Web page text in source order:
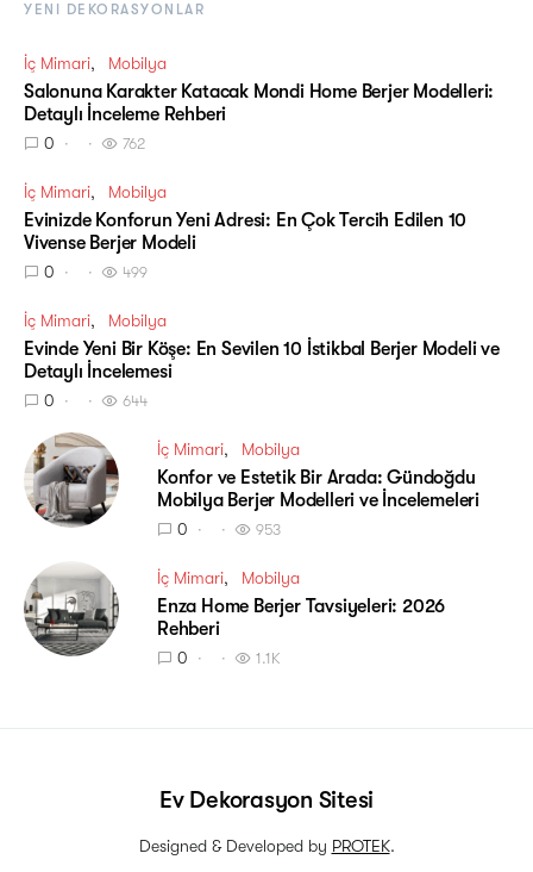
YENI DEKORASYONLAR
İç Mimari Mobilya
Salonuna Karakter Katacak Mondi Home Berjer Modelleri:
Detaylı İnceleme Rehberi
0 762
İç Mimari Mobilya
Evinizde Konforun Yeni Adresi: En Çok Tercih Edilen 10
Vivense Berjer Modeli
0 499
İç Mimari Mobilya
Evinde Yeni Bir Köşe: En Sevilen 10 İstikbal Berjer Modeli ve
Detaylı İncelemesi
0 644
İç Mimari Mobilya
Konfor ve Estetik Bir Arada: Gündoğdu
Mobilya Berjer Modelleri ve İncelemeleri
0 953
İç Mimari Mobilya
Enza Home Berjer Tavsiyeleri: 2026
Rehberi
0 1.1K
Ev Dekorasyon Sitesi
Designed & Developed by PROTEK.